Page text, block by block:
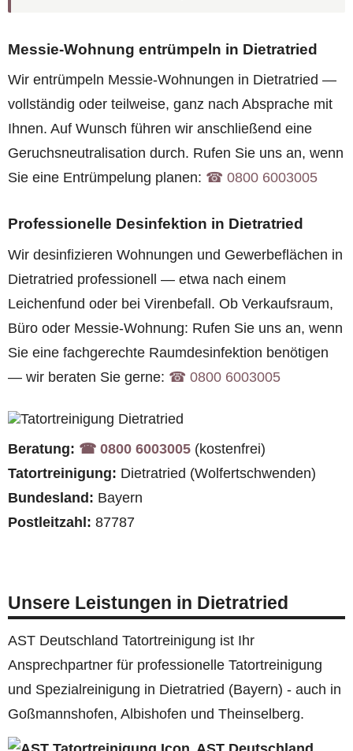
Messie-Wohnung entrümpeln in Dietratried
Wir entrümpeln Messie-Wohnungen in Dietratried —
vollständig oder teilweise, ganz nach Absprache mit
Ihnen. Auf Wunsch führen wir anschließend eine
Geruchsneutralisation durch. Rufen Sie uns an, wenn
Sie eine Entrümpelung planen: ☎︎ 0800 6003005
Professionelle Desinfektion in Dietratried
Wir desinfizieren Wohnungen und Gewerbeflächen in
Dietratried professionell — etwa nach einem
Leichenfund oder bei Virenbefall. Ob Verkaufsraum,
Büro oder Messie-Wohnung: Rufen Sie uns an, wenn
Sie eine fachgerechte Raumdesinfektion benötigen
— wir beraten Sie gerne: ☎︎ 0800 6003005
Beratung: ☎︎ 0800 6003005 (kostenfrei)
Tatortreinigung: Dietratried (Wolfertschwenden)
Bundesland: Bayern
Postleitzahl: 87787
Unsere Leistungen in Dietratried
AST Deutschland Tatortreinigung ist Ihr
Ansprechpartner für professionelle Tatortreinigung
und Spezialreinigung in Dietratried (Bayern) - auch in
Goßmannshofen, Albishofen und Theinselberg.